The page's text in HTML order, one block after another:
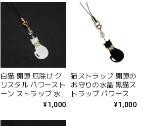
猫ストラップ 誕生日
おしゃれ オシャレ
お守り グッズ 幸運
開運 プレゼント ラ
ッピング対応 プレゼ
ント 1000円ポッキ
リ アクセサリー
白猫 開運 厄除け ク
リスタル パワースト
ーン ストラップ 水
晶 4月の誕生石 誕生
送料無料 ラッピング
¥1,000
猫ストラップ 開運の
お守りの水晶 黒猫ス
トラップ パワースト
ーン 天然石 スマホ
¥1,000